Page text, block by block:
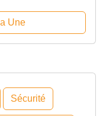
Une
Sécurité